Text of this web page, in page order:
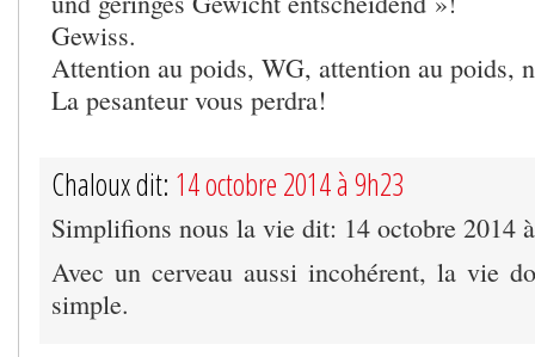
Gewiss.
Attention au poids, WG, attention au poids,
La pesanteur vous perdra!
Chaloux dit: 14 octobre 2014 à 9h23
Simplifions nous la vie dit: 14 octobre 2014
Avec un cerveau aussi incohérent, la vie
simple.